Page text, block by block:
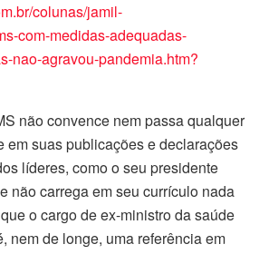
colunas/jamil-
com-medidas-adequadas-
nao-agravou-pandemia.htm?
não convence nem passa qualquer
em suas publicações e declarações
líderes, como o seu presidente
não carrega em seu currículo nada
o cargo de ex-ministro da saúde
nem de longe, uma referência em